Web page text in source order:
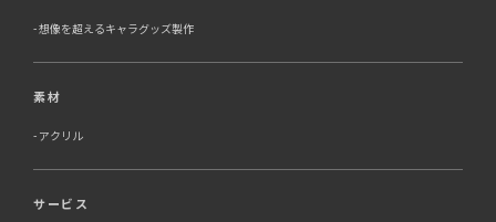
想像を超えるキャラグッズ製作
素材
アクリル
サービス